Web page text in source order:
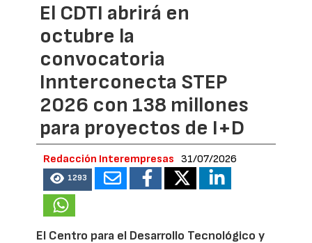
El CDTI abrirá en
octubre la
convocatoria
Innterconecta STEP
2026 con 138 millones
para proyectos de I+D
Redacción Interempresas 31/07/2026
1293
El Centro para el Desarrollo Tecnológico y